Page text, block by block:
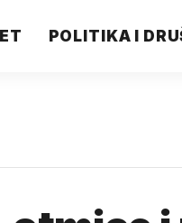
POLITIKA I